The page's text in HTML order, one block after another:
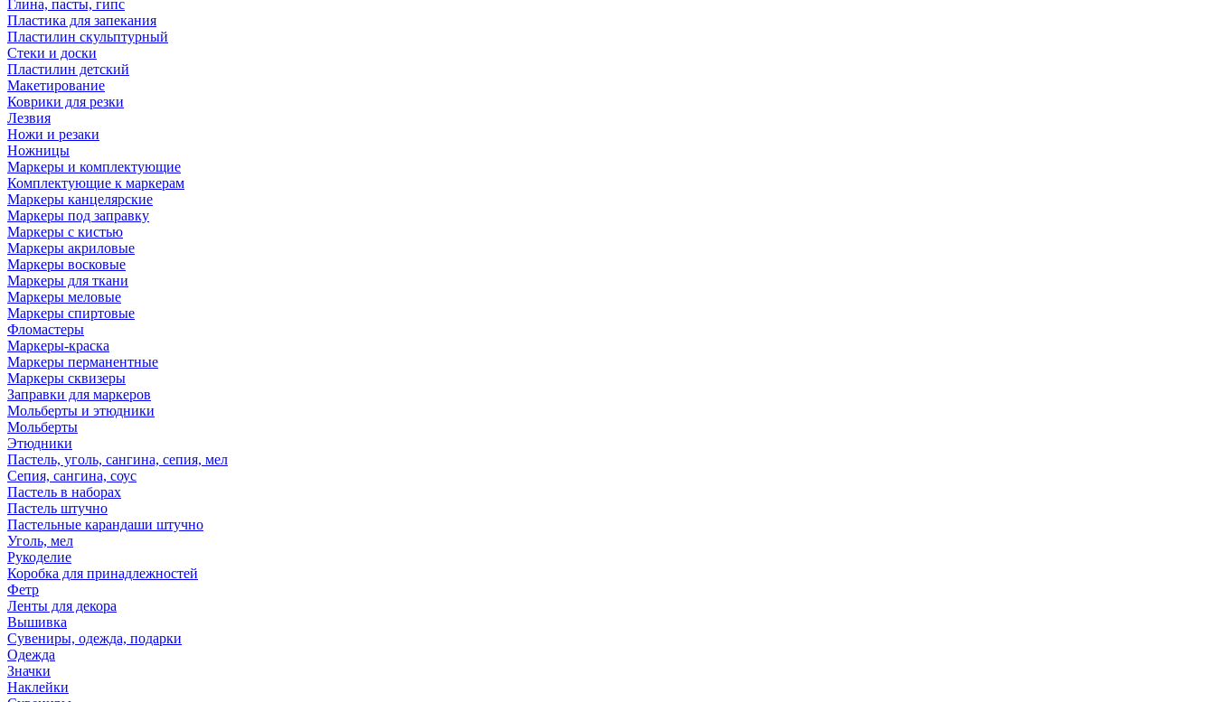
Глина, пасты, гипс
Пластика для запекания
Пластилин скульптурный
Стеки и доски
Пластилин детский
Макетирование
Коврики для резки
Лезвия
Ножи и резаки
Ножницы
Маркеры и комплектующие
Комплектующие к маркерам
Маркеры канцелярские
Маркеры под заправку
Маркеры с кистью
Маркеры акриловые
Маркеры восковые
Маркеры для ткани
Маркеры меловые
Маркеры спиртовые
Фломастеры
Маркеры-краска
Маркеры перманентные
Маркеры сквизеры
Заправки для маркеров
Мольберты и этюдники
Мольберты
Этюдники
Пастель, уголь, сангина, сепия, мел
Сепия, сангина, соус
Пастель в наборах
Пастель штучно
Пастельные карандаши штучно
Уголь, мел
Рукоделие
Коробка для принадлежностей
Фетр
Ленты для декора
Вышивка
Сувениры, одежда, подарки
Одежда
Значки
Наклейки